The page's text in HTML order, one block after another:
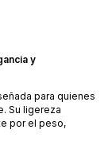
y
para quienes
Su ligereza
por el peso,